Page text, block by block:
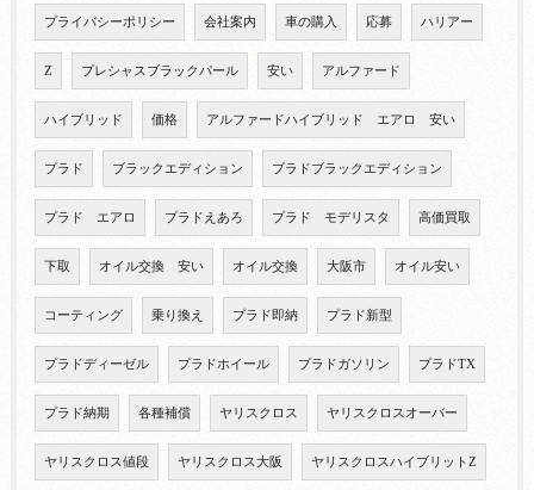
プライバシーポリシー 会社案内 車の購入 応募 ハリアー
Z プレシャスブラックパール 安い アルファード
ハイブリッド 価格 アルファードハイブリッド エアロ 安い
プラド ブラックエディション プラドブラックエディション
プラド エアロ プラドえあろ プラド モデリスタ 高価買取
下取 オイル交換 安い オイル交換 大阪市 オイル安い
コーティング 乗り換え プラド即納 プラド新型
プラドディーゼル プラドホイール プラドガソリン プラドTX
プラド納期 各種補償 ヤリスクロス ヤリスクロスオーバー
ヤリスクロス値段 ヤリスクロス大阪 ヤリスクロスハイブリットZ